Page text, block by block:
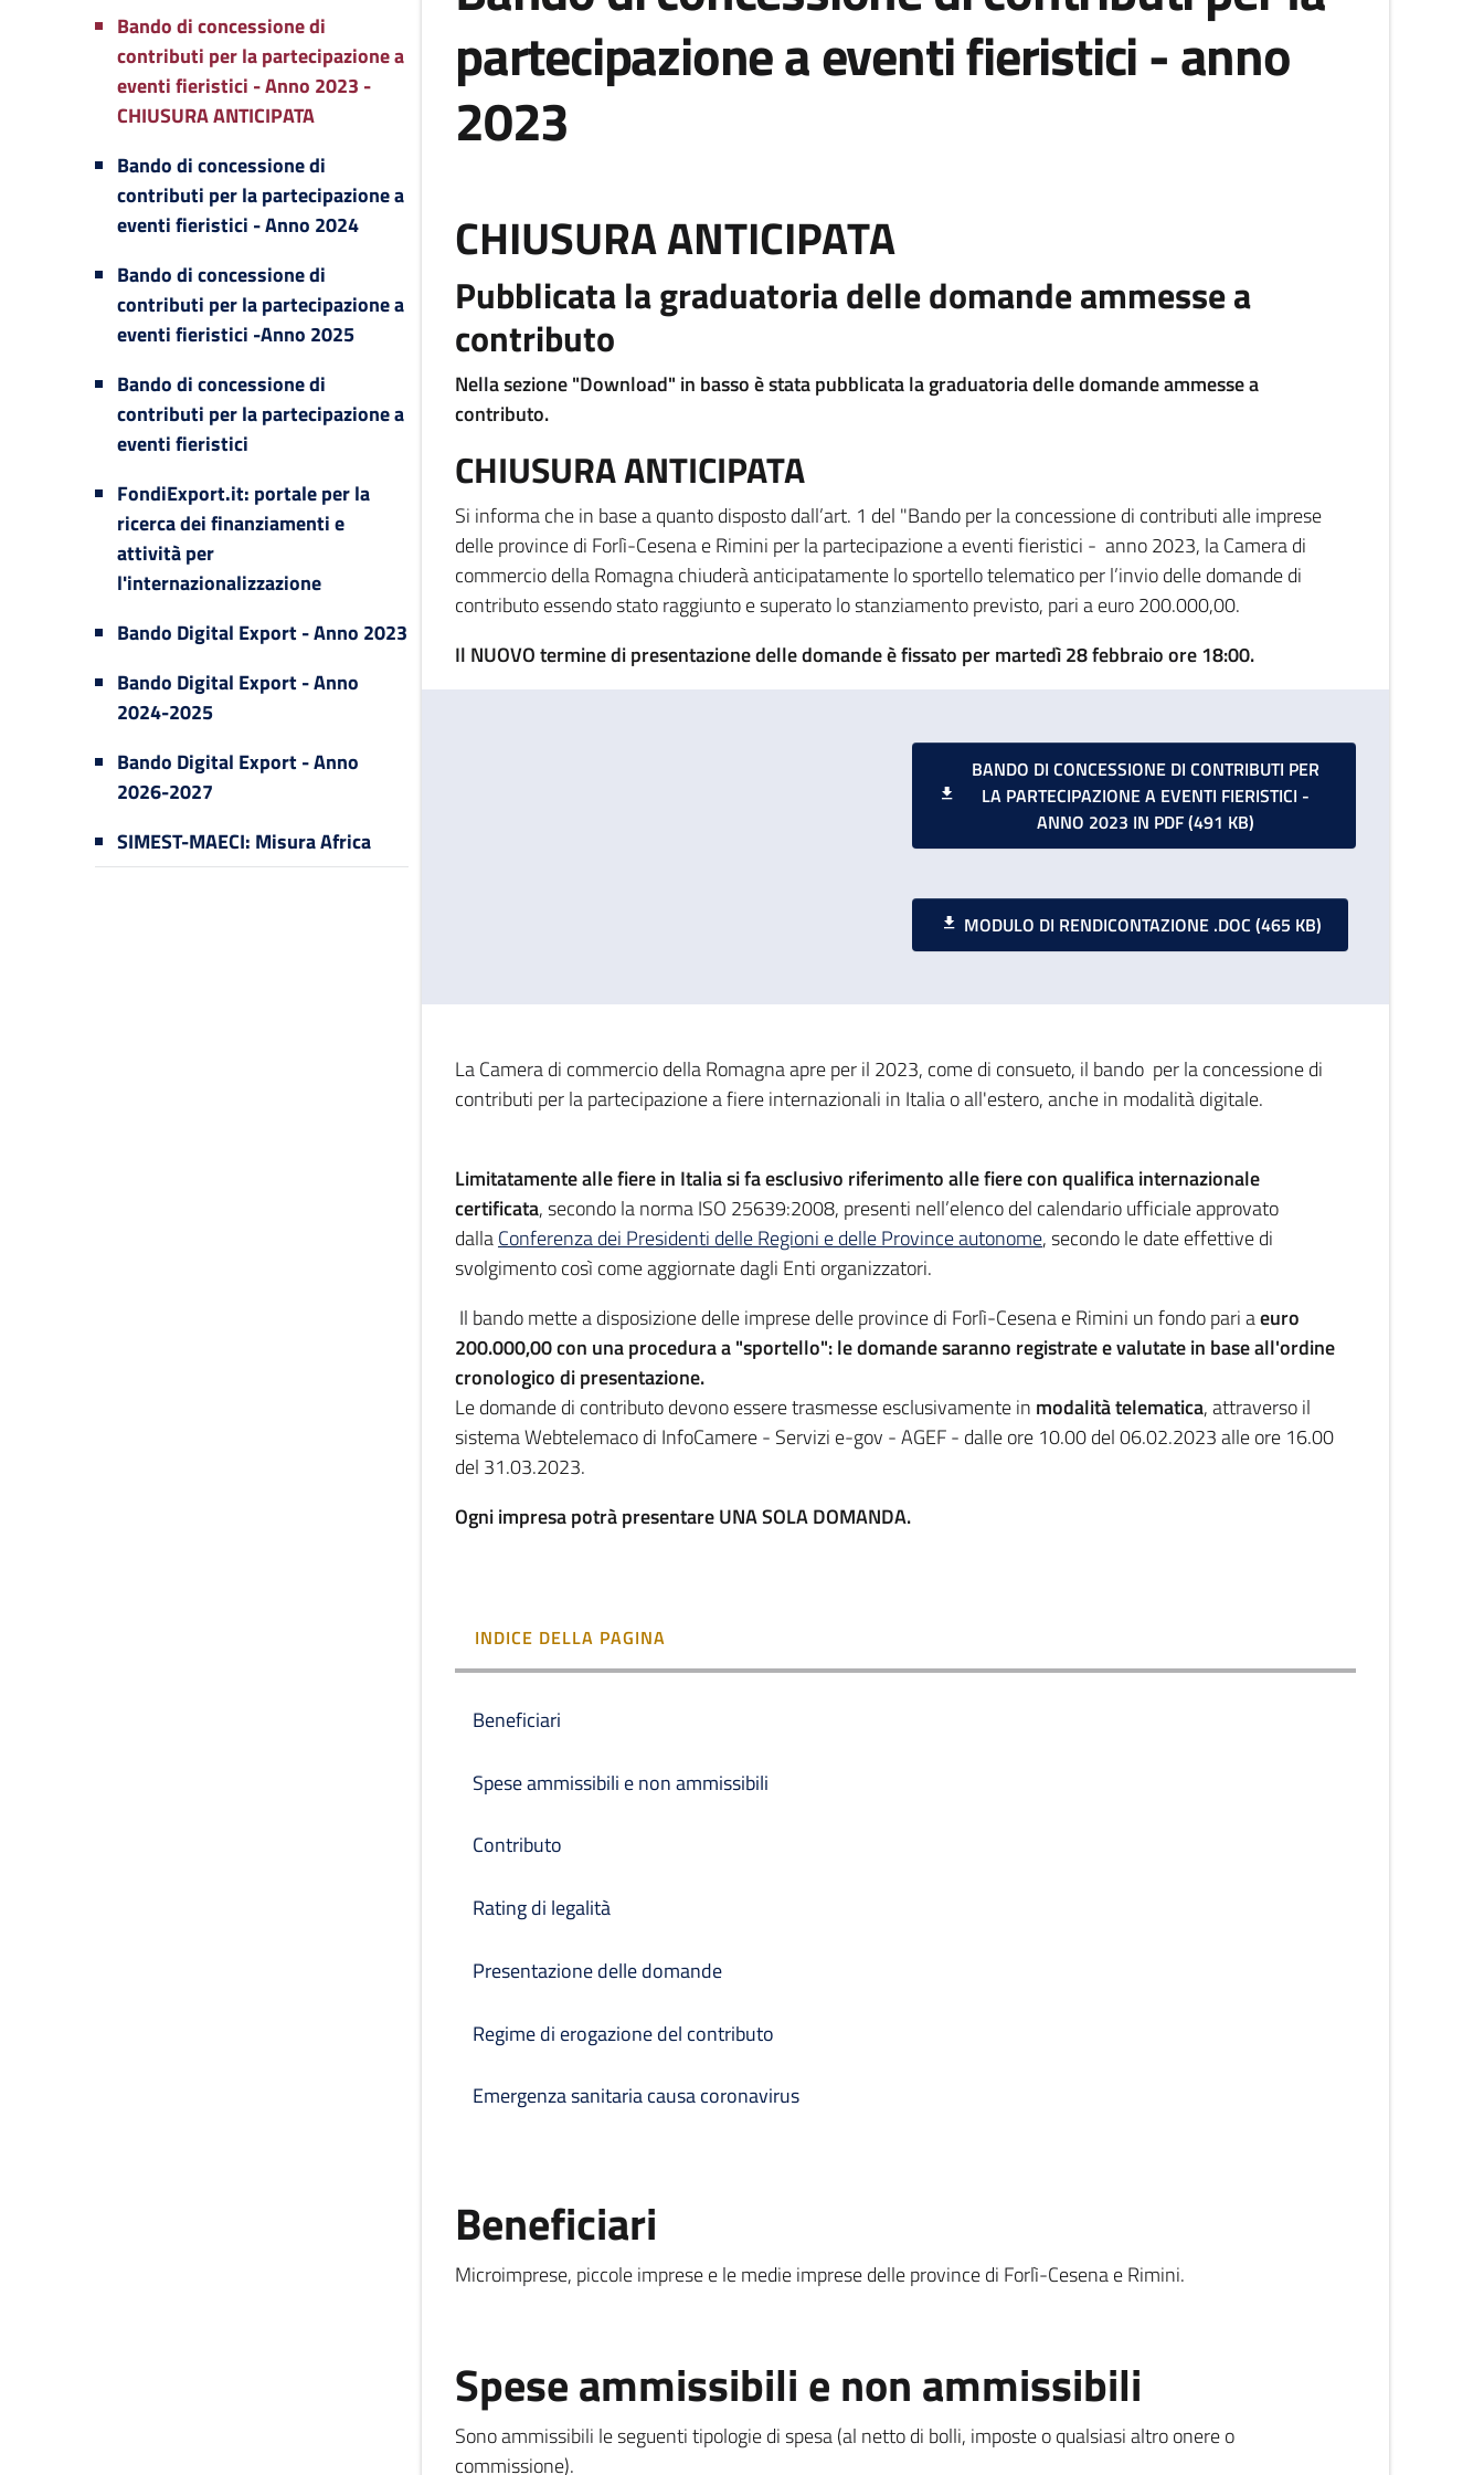
Bando di concessione di
contributi per la partecipazione a
eventi fieristici - Anno 2023 -
CHIUSURA ANTICIPATA
Bando di concessione di
contributi per la partecipazione a
eventi fieristici - Anno 2024
Bando di concessione di
contributi per la partecipazione a
eventi fieristici -Anno 2025
Bando di concessione di
contributi per la partecipazione a
eventi fieristici
FondiExport.it: portale per la
ricerca dei finanziamenti e
attività per
l'internazionalizzazione
Bando Digital Export - Anno 2023
Bando Digital Export - Anno
2024-2025
Bando Digital Export - Anno
2026-2027
SIMEST-MAECI: Misura Africa
partecipazione a eventi fieristici - anno
2023
CHIUSURA ANTICIPATA
Pubblicata la graduatoria delle domande ammesse a
contributo
Nella sezione "Download" in basso è stata pubblicata la graduatoria delle domande ammesse a
contributo.
CHIUSURA ANTICIPATA
Si informa che in base a quanto disposto dall’art. 1 del "Bando per la concessione di contributi alle imprese
delle province di Forlì-Cesena e Rimini per la partecipazione a eventi fieristici - anno 2023, la Camera di
commercio della Romagna chiuderà anticipatamente lo sportello telematico per l’invio delle domande di
contributo essendo stato raggiunto e superato lo stanziamento previsto, pari a euro 200.000,00.
Il NUOVO termine di presentazione delle domande è fissato per martedì 28 febbraio ore 18:00.
BANDO DI CONCESSIONE DI CONTRIBUTI PER
LA PARTECIPAZIONE A EVENTI FIERISTICI -
ANNO 2023 IN PDF (491 KB)
MODULO DI RENDICONTAZIONE .DOC (465 KB)
La Camera di commercio della Romagna apre per il 2023, come di consueto, il bando per la concessione di
contributi per la partecipazione a fiere internazionali in Italia o all'estero, anche in modalità digitale.
Limitatamente alle fiere in Italia si fa esclusivo riferimento alle fiere con qualifica internazionale
certificata, secondo la norma ISO 25639:2008, presenti nell’elenco del calendario ufficiale approvato
dallaConferenza dei Presidenti delle Regioni e delle Province autonome, secondo le date effettive di
svolgimento così come aggiornate dagli Enti organizzatori.
Il bando mette a disposizione delle imprese delle province di Forlì-Cesena e Rimini un fondo pari aeuro
200.000,00 con una procedura a "sportello": le domande saranno registrate e valutate in base all'ordine
cronologico di presentazione.
Le domande di contributo devono essere trasmesse esclusivamente in modalitàtelematica, attraverso il
sistema Webtelemaco di InfoCamere - Servizi e-gov - AGEF - dalle ore 10.00 del 06.02.2023 alle ore 16.00
del 31.03.2023.
Ogni impresa potrà presentare UNA SOLA DOMANDA.
INDICE DELLA PAGINA
Beneficiari
Spese ammissibili e non ammissibili
Contributo
Rating di legalità
Presentazione delle domande
Regime di erogazione del contributo
Emergenza sanitaria causa coronavirus
Beneficiari
Microimprese, piccole imprese e le medie imprese delle province di Forlì-Cesena e Rimini.
Spese ammissibili e non ammissibili
Sono ammissibili le seguenti tipologie di spesa (al netto di bolli, imposte o qualsiasi altro onere o
commissione).